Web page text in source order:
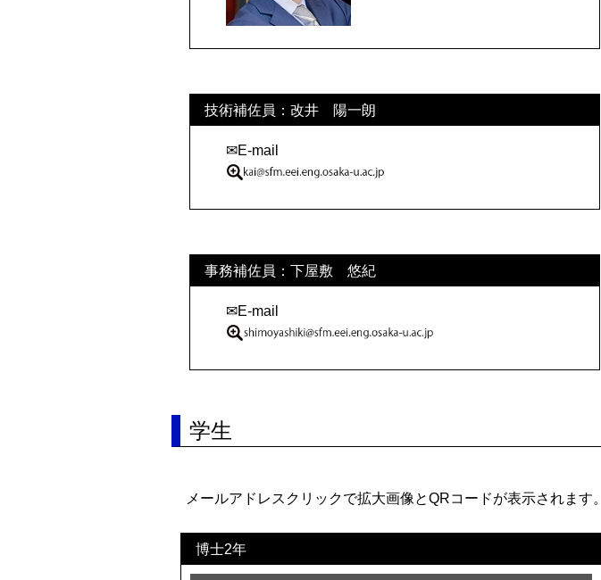
技術補佐員：改井 陽一朗
✉E-mail
事務補佐員：下屋敷 悠紀
✉E-mail
学生
メールアドレスクリックで拡大画像とQRコードが表示されます。
博士2年